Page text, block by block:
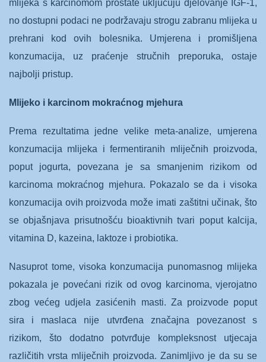
mlijeka s karcinomom prostate uključuju djelovanje IGF-1,
no dostupni podaci ne podržavaju strogu zabranu mlijeka u
prehrani kod ovih bolesnika. Umjerena i promišljena
konzumacija, uz praćenje stručnih preporuka, ostaje
najbolji pristup.
Mlijeko i karcinom mokraćnog mjehura
Prema rezultatima jedne velike meta-analize, umjerena
konzumacija mlijeka i fermentiranih mliječnih proizvoda,
poput jogurta, povezana je sa smanjenim rizikom od
karcinoma mokraćnog mjehura. Pokazalo se da i visoka
konzumacija ovih proizvoda može imati zaštitni učinak, što
se objašnjava prisutnošću bioaktivnih tvari poput kalcija,
vitamina D, kazeina, laktoze i probiotika.
Nasuprot tome, visoka konzumacija punomasnog mlijeka
pokazala je povećani rizik od ovog karcinoma, vjerojatno
zbog većeg udjela zasićenih masti. Za proizvode poput
sira i maslaca nije utvrđena značajna povezanost s
rizikom, što dodatno potvrđuje kompleksnost utjecaja
različitih vrsta mliječnih proizvoda. Zanimljivo je da su se